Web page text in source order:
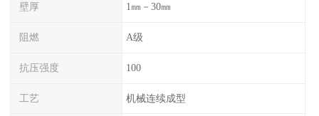
壁厚 1㎜－30㎜
阻燃 A级
抗压强度 100
工艺 机械连续成型